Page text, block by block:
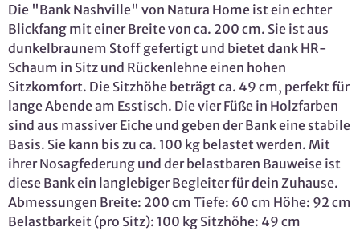
Die "Bank Nashville" von Natura Home ist ein echter
Blickfang mit einer Breite von ca. 200 cm. Sie ist aus
dunkelbraunem Stoff gefertigt und bietet dank HR-
Schaum in Sitz und Rückenlehne einen hohen
Sitzkomfort. Die Sitzhöhe beträgt ca. 49 cm, perfekt für
lange Abende am Esstisch. Die vier Füße in Holzfarben
sind aus massiver Eiche und geben der Bank eine stabile
Basis. Sie kann bis zu ca. 100 kg belastet werden. Mit
ihrer Nosagfederung und der belastbaren Bauweise ist
diese Bank ein langlebiger Begleiter für dein Zuhause.
Abmessungen Breite: 200 cm Tiefe: 60 cm Höhe: 92 cm
Belastbarkeit (pro Sitz): 100 kg Sitzhöhe: 49 cm